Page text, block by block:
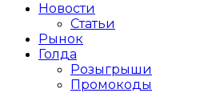
Новости
Статьи
Рынок
Голда
Розыгрыши
Промокоды